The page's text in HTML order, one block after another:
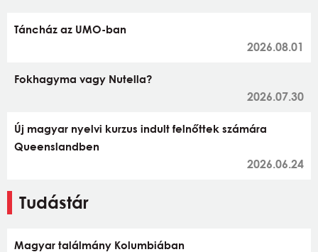
Táncház az UMO-ban
2026.08.01
Fokhagyma vagy Nutella?
2026.07.30
Új magyar nyelvi kurzus indult felnőttek számára
Queenslandben
2026.06.24
Tudástár
Magyar találmány Kolumbiában